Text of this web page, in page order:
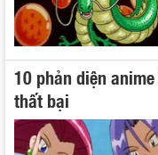
10 phản diện
thất bại